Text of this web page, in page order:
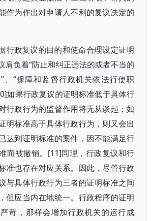
作为作出对申请人不利的复议决定的
行政复议的目的和使命合理设定证明
肩负着“防止和纠正违法的或者不当的
、“保障和监督行政机关依法行使职
如果行政复议的证明标准低于具体行
行政行为的监督作用将无从谈起；如
明标准高于具体行政行为，则又会出
达到证明标准的案件，因不能满足行
而被撤销。[11]同理，行政复议和行
准也存在对应关系。因此，尽管行政
与具体行政行为三者的证明标准之间
但应当内在地统一。行政程序的证明
苛，那样会增加行政机关的运行成